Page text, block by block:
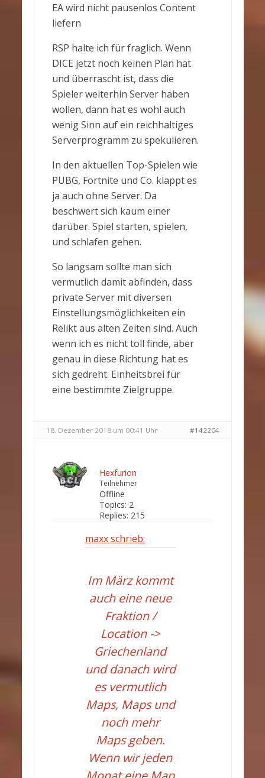
EA wird nicht pausenlos Content
liefern
RSP halte ich für fraglich. Wenn
DICE jetzt noch keinen Plan hat
und überrascht ist, dass die
Spieler weiterhin Server haben
wollen, dann hat es wohl auch
wenig Sinn auf ein reichhaltiges
Serverprogramm zu spekulieren.
In den aktuellen Top-Spielen wie
PUBG, Fortnite und Co. klappt es
ja auch ohne Server. Da
beschwert sich kaum einer
darüber. Spiel starten, spielen,
und schlafen gehen.
So langsam sollte man sich
vermutlich damit abfinden, dass
private Server mit diversen
Einstellungsmöglichkeiten ein
Relikt aus alten Zeiten sind. Auch
wenn ich es nicht toll finde, aber
genau in diese Richtung hat es
sich gedreht. Einheitsbrei für
eine bestimmte Zielgruppe.
18. Dezember 2018 um 00:41 Uhr #142204
Hexfurion
Teilnehmer
Offline
Topics: 2
Replies: 215
maxx schrieb:
Im März kommt
auch eine neue
Fraktion /
Location ->
Griechenland
und danach wird
es vermutlich
Maps, Maps und
noch mehr
Maps geben.
Wenn wir jeden